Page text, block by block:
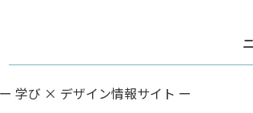
ー 学び × デザイン情報サイト ー